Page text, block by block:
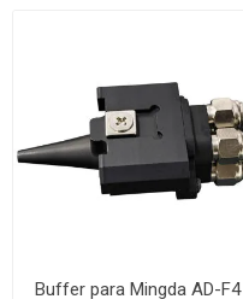
Buffer para Mingda AD-F4